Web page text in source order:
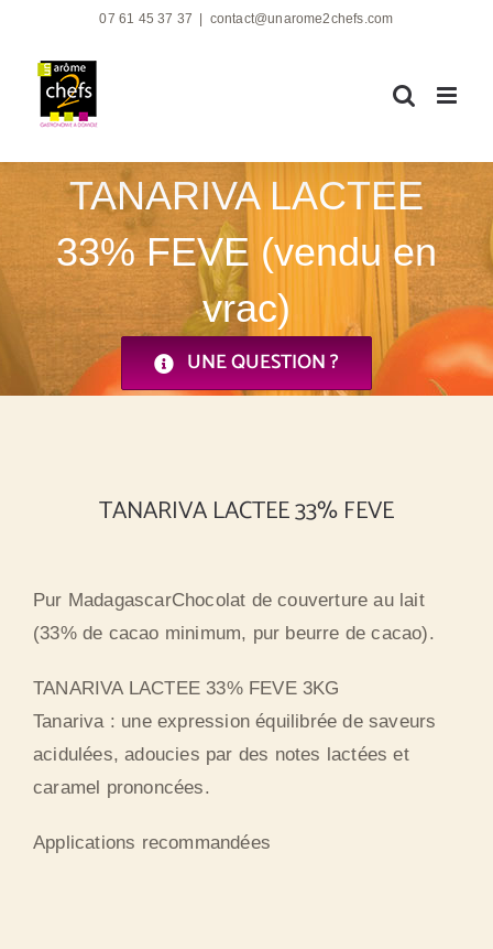
contenu
07 61 45 37 37 contact@unarome2chefs.com
TANARIVA LACTEE
33% FEVE (vendu en
vrac)
UNE QUESTION ?
TANARIVA LACTEE 33% FEVE
Pur MadagascarChocolat de couverture au lait
(33% de cacao minimum, pur beurre de cacao).
TANARIVA LACTEE 33% FEVE 3KG
Tanariva : une expression équilibrée de saveurs
acidulées, adoucies par des notes lactées et
caramel prononcées.
Applications recommandées